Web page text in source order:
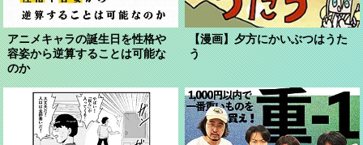
アニメキャラの誕生日を性格や
容姿から逆算することは可能な
のか
【漫画】夕方にかいぶつはうた
う